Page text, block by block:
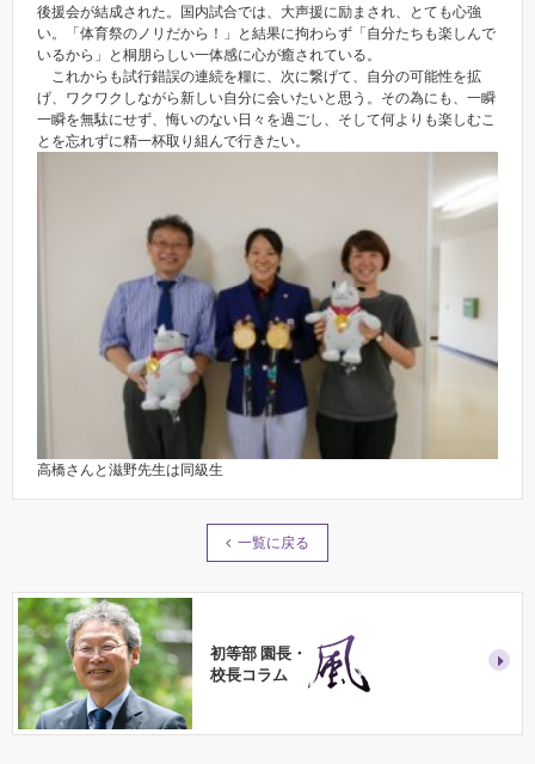
後援会が結成された。国内試合では、大声援に励まされ、とても心強
い。「体育祭のノリだから！」と結果に拘わらず「自分たちも楽しんで
いるから」と桐朋らしい一体感に心が癒されている。
これからも試行錯誤の連続を糧に、次に繋げて、自分の可能性を拡
げ、ワクワクしながら新しい自分に会いたいと思う。その為にも、一瞬
一瞬を無駄にせず、悔いのない日々を過ごし、そして何よりも楽しむこ
とを忘れずに精一杯取り組んで行きたい。
高橋さんと滋野先生は同級生
一覧に戻る
初等部 園長・
校長コラム